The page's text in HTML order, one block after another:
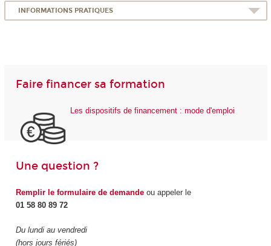
INFORMATIONS PRATIQUES
Faire financer sa formation
Les dispositifs de financement : mode d'emploi
Une question ?
Remplir le formulaire de demandeou appeler le
01 58 80 89 72
Du lundi au vendredi
(hors jours fériés)